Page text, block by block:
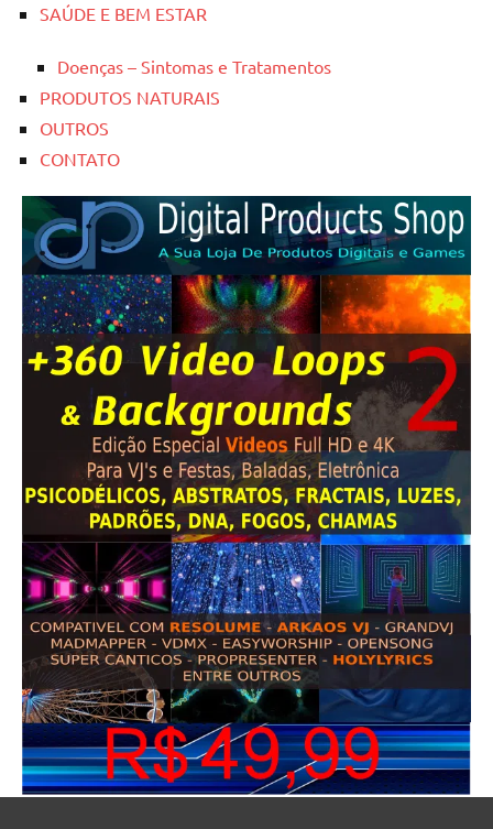
SAÚDE E BEM ESTAR
Doenças – Sintomas e Tratamentos
PRODUTOS NATURAIS
OUTROS
CONTATO